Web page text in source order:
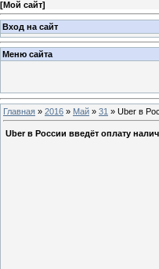
[Мой сайт]
Вход на сайт
Меню сайта
Главная » 2016 » Май » 31 » Uber в
Uber в России введёт оплату